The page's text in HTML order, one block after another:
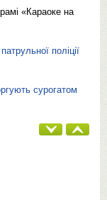
«Караоке на
поліції
сурогатом